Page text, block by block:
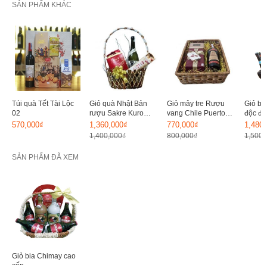
SẢN PHẨM KHÁC
Túi quà Tết Tài Lộc
02
570,000₫
Giỏ quà Nhật Bản
rượu Sakre Kuro
Kame 720ml
1,360,000₫
1,400,000₫
Giỏ mây tre Rượu
vang Chile Puerto
Viejo
770,000₫
800,000₫
Giỏ
độc
SẢN PHẨM ĐÃ XEM
Giỏ bia Chimay cao